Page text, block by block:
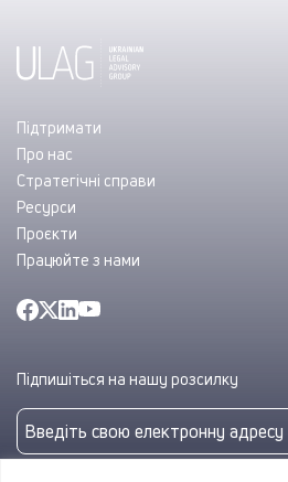
Підтримати
Про нас
Стратегічні справи
Ресурси
Проєкти
Працюйте з нами
Підпишіться на нашу розсилку